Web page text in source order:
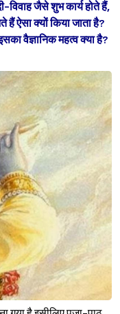
विवाह जैसे शुभ कार्य होते हैं,
ऐसा क्यों किया जाता है?
वैज्ञानिक महत्व क्या है?